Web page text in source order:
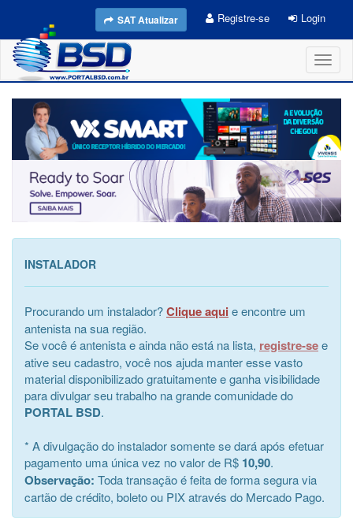
SAT Atualizar Registre-se Login
INSTALADOR
Procurando um instalador?Clique aqui e encontre um
antenista na sua região.
Se você é antenista e ainda não está na lista, registre-see
ative seu cadastro, você nos ajuda manter esse vasto
material disponibilizado gratuitamente e ganha visibilidade
para divulgar seu trabalho na grande comunidade do
PORTAL BSD.
* A divulgação do instalador somente se dará após efetuar
pagamento uma única vez no valor de R$ 10,90.
Observação: Toda transação é feita de forma segura via
cartão de crédito, boleto ou PIX através do Mercado Pago.